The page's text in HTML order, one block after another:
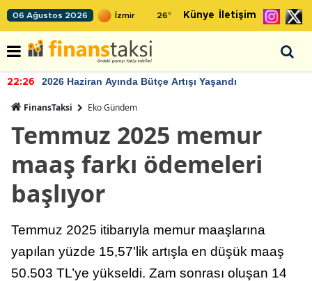
06 Ağustos 2026 26° Künye İletişim
22:26 2026 Haziran Ayında Bütçe Artışı Yaşandı
FinansTaksi Eko Gündem
Temmuz 2025 memur
maaş farkı ödemeleri
başlıyor
Temmuz 2025 itibarıyla memur maaşlarına
yapılan yüzde 15,57'lik artışla en düşük maaş
50.503 TL’ye yükseldi. Zam sonrası oluşan 14